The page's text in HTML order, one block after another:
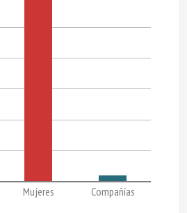
Mujeres Compañías